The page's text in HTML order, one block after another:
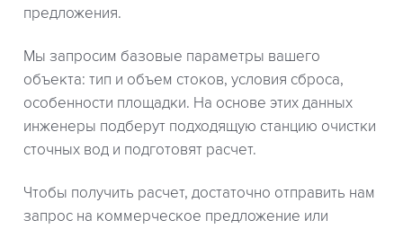
предложения.
Мы запросим базовые параметры вашего
объекта: тип и объем стоков, условия сброса,
особенности площадки. На основе этих данных
инженеры подберут подходящую станцию очистки
сточных вод и подготовят расчет.
Чтобы получить расчет, достаточно отправить нам
запрос на коммерческое предложение или